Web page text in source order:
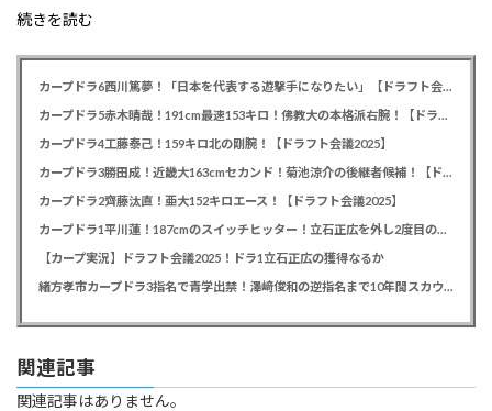
続きを読む
カープドラ6西川篤夢！「日本を代表する遊撃手になりたい」【ドラフト会議2025】
カープドラ5赤木晴哉！191cm最速153キロ！佛教大の本格派右腕！【ドラフト会議2025】
カープドラ4工藤泰己！159キロ北の剛腕！【ドラフト会議2025】
カープドラ3勝田成！近畿大163cmセカンド！菊池涼介の後継者候補！【ドラフト会議2025】
カープドラ2齊藤汰直！亜大152キロエース！【ドラフト会議2025】
カープドラ1平川蓮！187cmのスイッチヒッター！立石正広を外し2度目の重複も新井監督がクジを引き当てる！【ドラフト会議2025】
【カープ実況】ドラフト会議2025！ドラ1立石正広の獲得なるか
緒方孝市カープドラ3指名で青学出禁！澤﨑俊和の逆指名まで10年間スカウト出禁
関連記事
関連記事はありません。